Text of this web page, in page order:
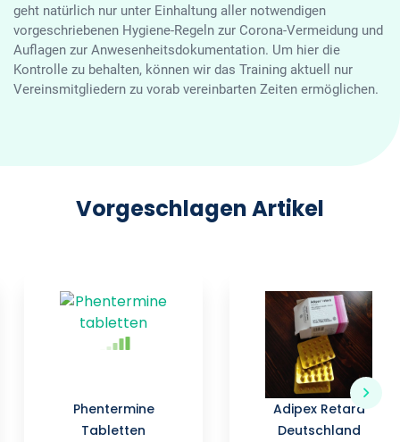
geht natürlich nur unter Einhaltung aller notwendigen
vorgeschriebenen Hygiene-Regeln zur Corona-Vermeidung und
Auflagen zur Anwesenheitsdokumentation. Um hier die
Kontrolle zu behalten, können wir das Training aktuell nur
Vereinsmitgliedern zu vorab vereinbarten Zeiten ermöglichen.
Vorgeschlagen Artikel
Phentermine
Tabletten
Adipex Retard
Deutschland